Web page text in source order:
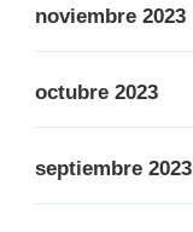
noviembre 2023
octubre 2023
septiembre 2023